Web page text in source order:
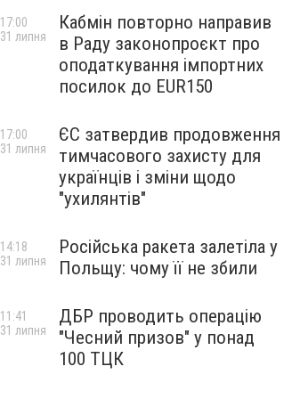
Кабмін повторно направив
в Раду законопроєкт про
оподаткування імпортних
посилок до EUR150
17:00
31 липня
ЄС затвердив продовження
тимчасового захисту для
українців і зміни щодо
"ухилянтів"
17:00
31 липня
Російська ракета залетіла у
Польщу: чому її не збили
14:18
31 липня
ДБР проводить операцію
"Чесний призов" у понад
100 ТЦК
11:41
31 липня